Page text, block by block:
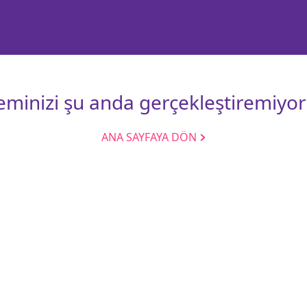
şu anda
ANA SAYFAYA DÖN